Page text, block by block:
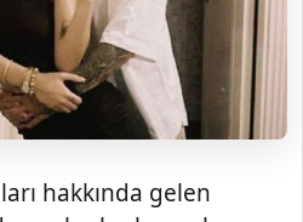
hakkında gelen